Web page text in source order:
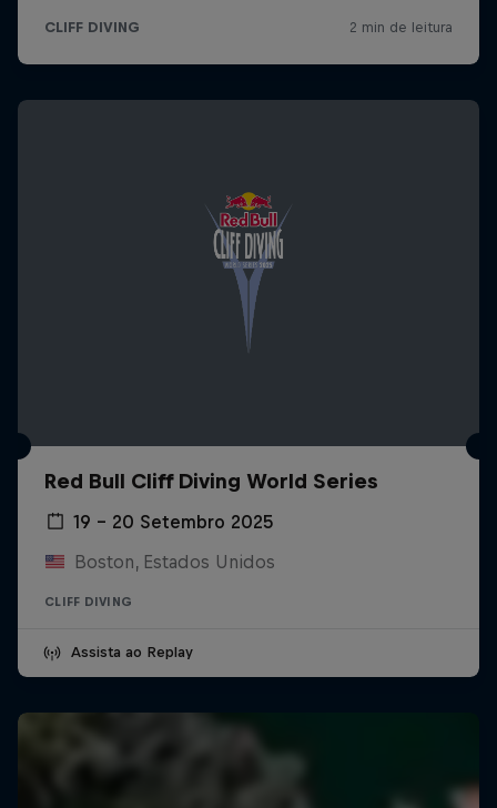
Red Bull Cliff Diving World Series
19 – 20 Setembro 2025
Boston, Estados Unidos
CLIFF DIVING
Assista ao Replay